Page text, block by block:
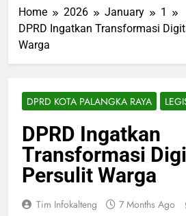
Home 2026 January
1
DPRD Ingatkan Transformasi
Warga
DPRD KOTA PALANGKA RAYA
DPRD Ingatkan
Transformasi
Persulit Warga
Tim Infokalteng 7 Months Ago